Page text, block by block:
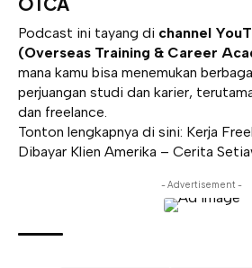
Podcast ini tayang di channel
(Overseas Training & Career
mana kamu bisa menemukan
perjuangan studi dan karier,
dan freelance.
Tonton lengkapnya di sini: Kerja
Dibayar Klien Amerika – Cerita
- Advertisement -